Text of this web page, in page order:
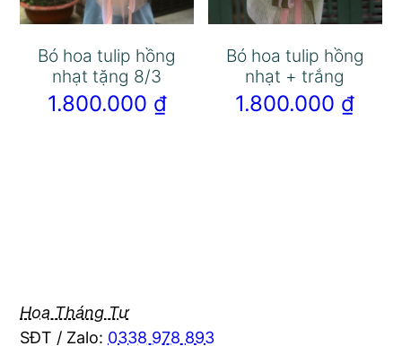
Bó hoa tulip hồng
nhạt tặng 8/3
1.800.000 ₫
Bó hoa tulip hồng
nhạt + trắng
1.800.000 ₫
Hoa Tháng Tư
SĐT / Zalo: 0338 978 893